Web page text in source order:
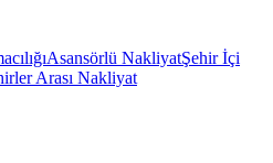
Asansörlü NakliyatŞehir İçi
Arası Nakliyat